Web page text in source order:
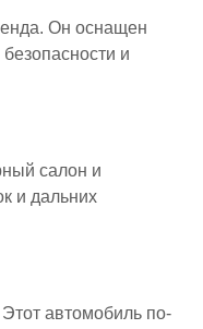
Он оснащен
и
салон и
и дальних
автомобиль по-